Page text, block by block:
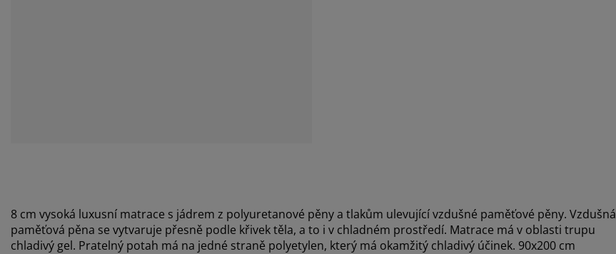
8 cm vysoká luxusní matrace s jádrem z polyuretanové pěny a tlakům ulevující vzdušné paměťové pěny. Vzdušná
paměťová pěna se vytvaruje přesně podle křivek těla, a to i v chladném prostředí. Matrace má v oblasti trupu
chladivý gel. Pratelný potah má na jedné straně polyetylen, který má okamžitý chladivý účinek. 90x200 cm